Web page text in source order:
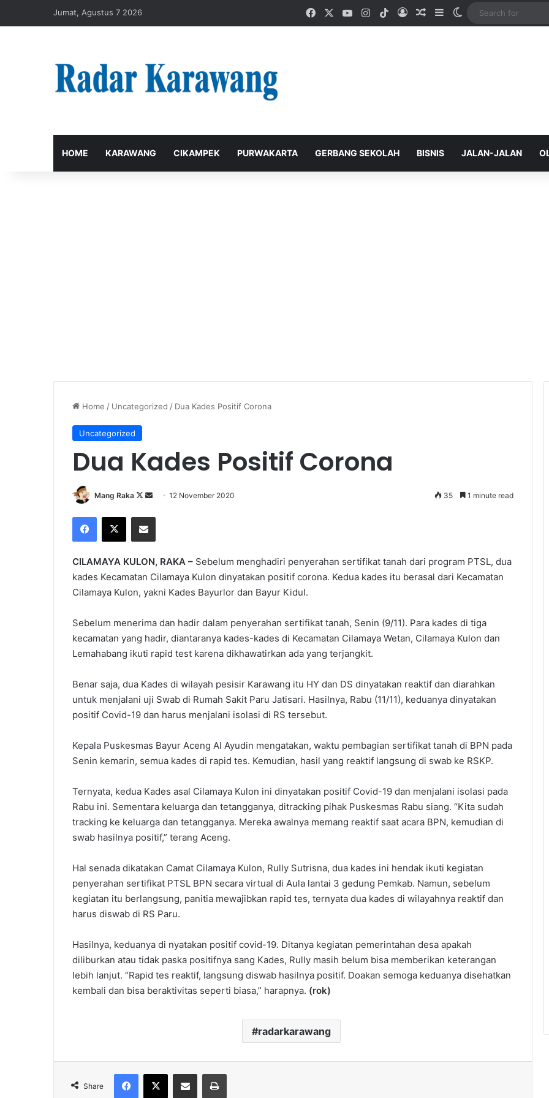
Jumat, Agustus 7 2026 FacebookYouTubeInstagram
TikTokLog InRandom Article
SidebarSwitch skin
HOME KARAWANG CIKAMPEK PURWAKARTA GERBANG SEKOLAH BISNIS JALAN-JALAN
Home / Uncategorized / Dua Kades Positif Corona
Uncategorized
Dua Kades Positif Corona
Mang Raka
Follow
X
Send12 November 2020 35 1 minute read
Facebook
X Share via Email
CILAMAYA KULON, RAKA – Sebelum menghadiri penyerahan sertifikat tanah dari program PTSL, dua
kades Kecamatan Cilamaya Kulon dinyatakan positif corona. Kedua kades itu berasal dari Kecamatan
Cilamaya Kulon, yakni Kades Bayurlor dan Bayur Kidul.
Sebelum menerima dan hadir dalam penyerahan sertifikat tanah, Senin (9/11). Para kades di tiga
kecamatan yang hadir, diantaranya kades-kades di Kecamatan Cilamaya Wetan, Cilamaya Kulon dan
Lemahabang ikuti rapid test karena dikhawatirkan ada yang terjangkit.
Benar saja, dua Kades di wilayah pesisir Karawang itu HY dan DS dinyatakan reaktif dan diarahkan
untuk menjalani uji Swab di Rumah Sakit Paru Jatisari. Hasilnya, Rabu (11/11), keduanya dinyatakan
positif Covid-19 dan harus menjalani isolasi di RS tersebut.
Kepala Puskesmas Bayur Aceng Al Ayudin mengatakan, waktu pembagian sertifikat tanah di BPN pada
Senin kemarin, semua kades di rapid tes. Kemudian, hasil yang reaktif langsung di swab ke RSKP.
Ternyata, kedua Kades asal Cilamaya Kulon ini dinyatakan positif Covid-19 dan menjalani isolasi pada
Rabu ini. Sementara keluarga dan tetangganya, ditracking pihak Puskesmas Rabu siang. “Kita sudah
tracking ke keluarga dan tetangganya. Mereka awalnya memang reaktif saat acara BPN, kemudian di
swab hasilnya positif,” terang Aceng.
Hal senada dikatakan Camat Cilamaya Kulon, Rully Sutrisna, dua kades ini hendak ikuti kegiatan
penyerahan sertifikat PTSL BPN secara virtual di Aula lantai 3 gedung Pemkab. Namun, sebelum
kegiatan itu berlangsung, panitia mewajibkan rapid tes, ternyata dua kades di wilayahnya reaktif dan
harus diswab di RS Paru.
Hasilnya, keduanya di nyatakan positif covid-19. Ditanya kegiatan pemerintahan desa apakah
diliburkan atau tidak paska positifnya sang Kades, Rully masih belum bisa memberikan keterangan
lebih lanjut. “Rapid tes reaktif, langsung diswab hasilnya positif. Doakan semoga keduanya disehatkan
kembali dan bisa beraktivitas seperti biasa,” harapnya. (rok)
radarkarawang
Share
Facebook
X Share via Email Print